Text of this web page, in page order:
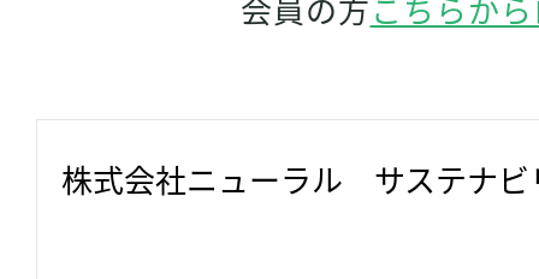
会員の方こちらか
株式会社ニューラル　サステナ